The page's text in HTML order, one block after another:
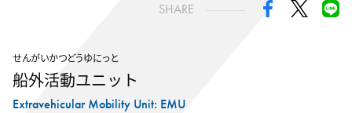
SHARE
せんがいかつどうゆにっと
船外活動ユニット
Extravehicular Mobility Unit: EMU